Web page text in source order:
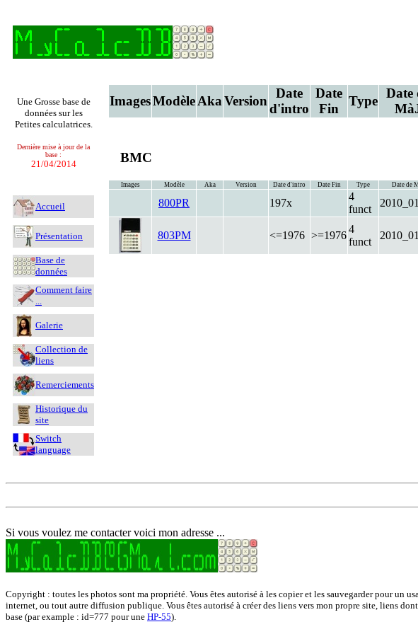
Une Grosse base de
données sur les
Petites calculatrices.
Dernière mise à jour de la
base :
21/04/2014
Accueil
Présentation
Base de
données
Comment faire
...
Galerie
Collection de
liens
Remerciements
Historique du
site
Switch
language
ImagesModèleAkaVersion
Date
d'intro
Date
Fin
Type
Date
BMC
Images Modèle Aka Version Date d'intro Date Fin Type Date de
800PR 197x
4
funct
803PM <=1976 >=1976
4
funct
Si vous voulez me contacter voici mon adresse ...
Copyright : toutes les photos sont ma propriété. Vous êtes autorisé à les copier et les sauvegarder pour un
internet, ou tout autre diffusion publique. Vous êtes autorisé à créer des liens vers mon propre site, liens
base (par example : id=777 pour une HP-55).